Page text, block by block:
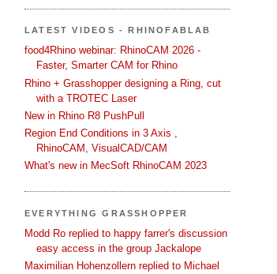
LATEST VIDEOS - RHINOFABLAB
food4Rhino webinar: RhinoCAM 2026 -
Faster, Smarter CAM for Rhino
Rhino + Grasshopper designing a Ring, cut
with a TROTEC Laser
New in Rhino R8 PushPull
Region End Conditions in 3 Axis ,
RhinoCAM, VisualCAD/CAM
What's new in MecSoft RhinoCAM 2023
EVERYTHING GRASSHOPPER
Modd Ro replied to happy farrer's discussion
easy access in the group Jackalope
Maximilian Hohenzollern replied to Michael